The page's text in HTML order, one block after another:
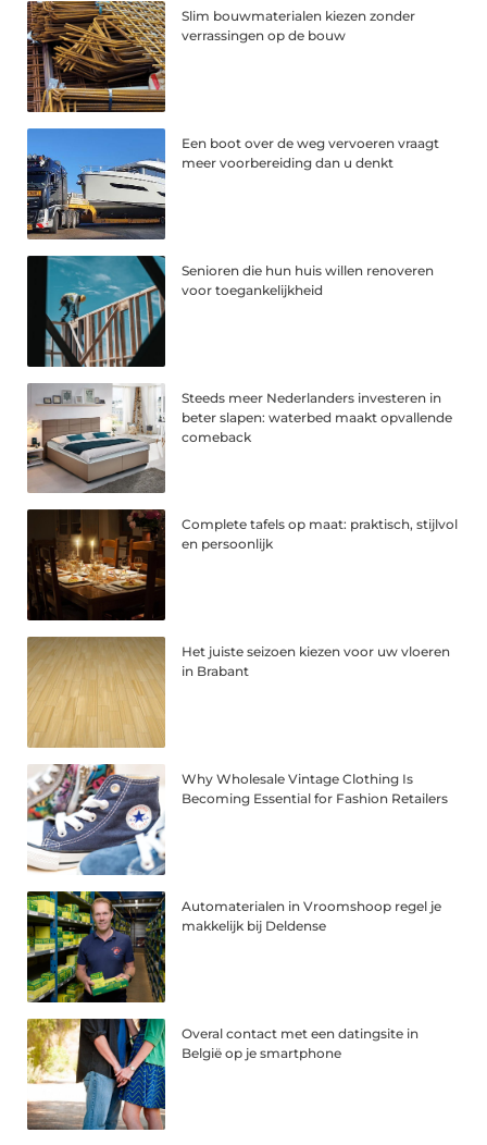
Slim bouwmaterialen kiezen zonder
verrassingen op de bouw
Een boot over de weg vervoeren vraagt
meer voorbereiding dan u denkt
Senioren die hun huis willen renoveren
voor toegankelijkheid
Steeds meer Nederlanders investeren in
beter slapen: waterbed maakt opvallende
comeback
Complete tafels op maat: praktisch, stijlvol
en persoonlijk
Het juiste seizoen kiezen voor uw vloeren
in Brabant
Why Wholesale Vintage Clothing Is
Becoming Essential for Fashion Retailers
Automaterialen in Vroomshoop regel je
makkelijk bij Deldense
Overal contact met een datingsite in
België op je smartphone